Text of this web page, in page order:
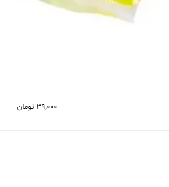
39,000 تومان